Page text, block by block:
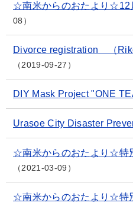
☆南米からのおたより☆12
08
Divorce registration （
2019-09-27
DIY Mask Project "ONE
Urasoe City Disaster
☆南米からのおたより☆特
2021-03-09
☆南米からのおたより☆特